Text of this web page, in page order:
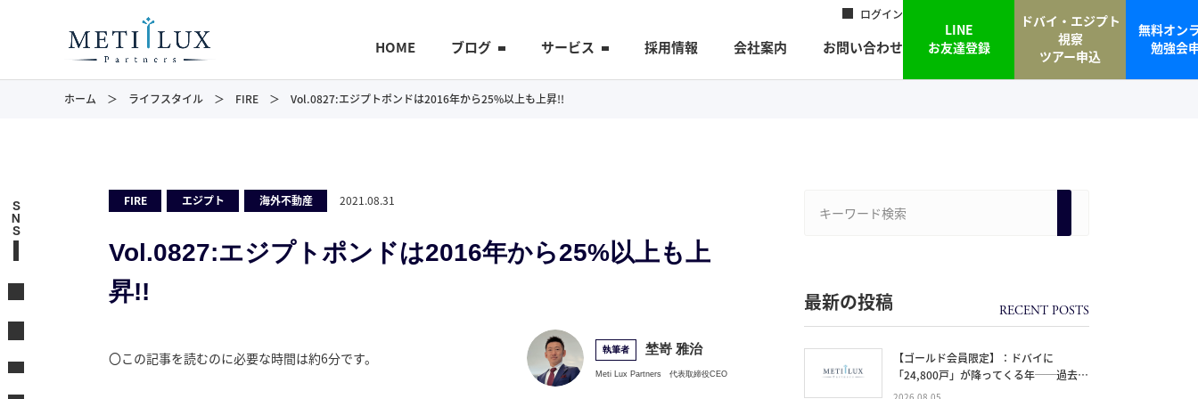
ログイン
HOME ブログ サービス 採用情報 会社案内 お問い合わせ
LINE
お友達登録
ドバイ・エジプト
視察
ツアー申込
無料オン
勉強会
ホーム ライフスタイル FIRE Vol.0827:エジプトポンドは2016年から25%以上も上昇!!
FIRE エジプト 海外不動産 2021.08.31
Vol.0827:エジプトポンドは2016年から25%以上も上
昇!!
〇この記事を読むのに必要な時間は約6分です。 執筆者 埜嵜 雅治
Meti Lux Partners 代表取締役CEO
最新の投稿
【ゴールド会員限定】：ドバイに
「24,800戸」が降ってくる年──過去
20年で最大の引き渡しラッシュと、ミサ
S
N
S